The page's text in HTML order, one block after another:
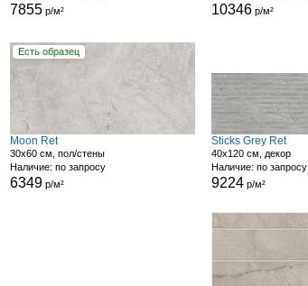
7855р/м² 10346 р/м²
Есть образец
Moon Ret
30x60 см, пол/стены
Наличие: по запросу
6349р/м²
Sticks Grey Ret
40x120 см, декор
Наличие: по запросу
9224 р/м²